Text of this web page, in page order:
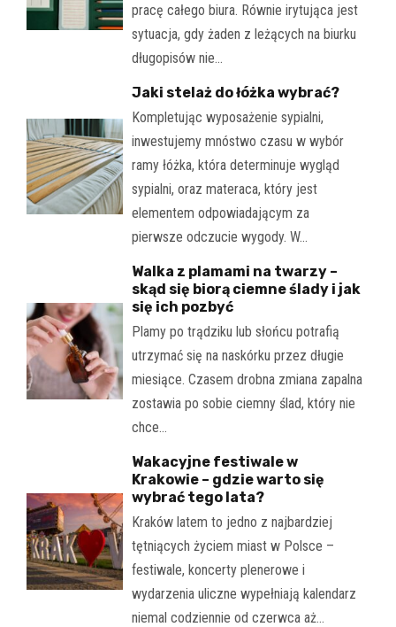
pracę całego biura. Równie irytująca jest
sytuacja, gdy żaden z leżących na biurku
długopisów nie…
Jaki stelaż do łóżka wybrać?
Kompletując wyposażenie sypialni,
inwestujemy mnóstwo czasu w wybór
ramy łóżka, która determinuje wygląd
sypialni, oraz materaca, który jest
elementem odpowiadającym za
pierwsze odczucie wygody. W…
Walka z plamami na twarzy –
skąd się biorą ciemne ślady i jak
się ich pozbyć
Plamy po trądziku lub słońcu potrafią
utrzymać się na naskórku przez długie
miesiące. Czasem drobna zmiana zapalna
zostawia po sobie ciemny ślad, który nie
chce…
Wakacyjne festiwale w
Krakowie – gdzie warto się
wybrać tego lata?
Kraków latem to jedno z najbardziej
tętniących życiem miast w Polsce –
festiwale, koncerty plenerowe i
wydarzenia uliczne wypełniają kalendarz
niemal codziennie od czerwca aż…